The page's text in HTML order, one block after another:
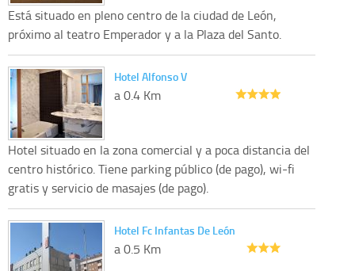
Está situado en pleno centro de la ciudad de León,
próximo al teatro Emperador y a la Plaza del Santo.
Hotel Alfonso V
a 0.4 Km
Hotel situado en la zona comercial y a poca distancia del
centro histórico. Tiene parking público (de pago), wi-fi
gratis y servicio de masajes (de pago).
Hotel Fc Infantas De León
a 0.5 Km